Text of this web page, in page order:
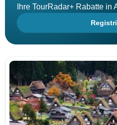
Ihre TourRadar+ Rabatte in